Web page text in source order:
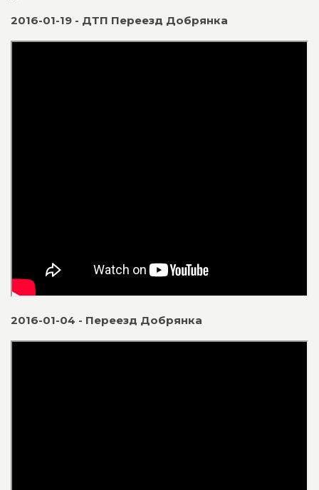
2016-01-19 - ДТП Переезд Добрянка
2016-01-04 - Переезд Добрянка